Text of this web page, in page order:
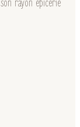
rayon épicerie